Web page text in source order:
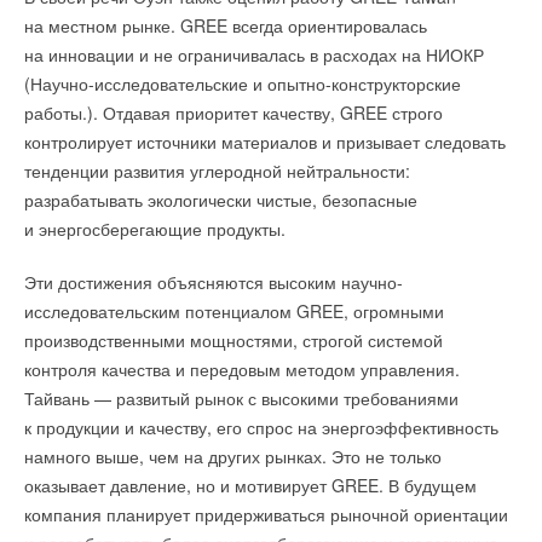
на местном рынке. GREE всегда ориентировалась
на инновации и не ограничивалась в расходах на НИОКР
(Научно-исследовательские и опытно-конструкторские
работы.). Отдавая приоритет качеству, GREE строго
контролирует источники материалов и призывает следовать
тенденции развития углеродной нейтральности:
разрабатывать экологически чистые, безопасные
и энергосберегающие продукты.
Эти достижения объясняются высоким научно-
исследовательским потенциалом GREE, огромными
производственными мощностями, строгой системой
контроля качества и передовым методом управления.
Тайвань — развитый рынок с высокими требованиями
к продукции и качеству, его спрос на энергоэффективность
намного выше, чем на других рынках. Это не только
оказывает давление, но и мотивирует GREE. В будущем
компания планирует придерживаться рыночной ориентации
означать, что каждая семья в год сэкономит около 500
фунтов (590 долл. США) на отоплении;
при этом наиболее нуждающимся слоям населения будет
оказана дополнительная поддержка в размере от 150
фунтов (177 долл. США) до 900 фунтов (1,06 тыс. долл.
США).
В марте 2022 г. лондонский Центр экономических и бизнес-
исследований опубликовал доклад, предупредив, что
Великобритания рискует столкнуться с самым значительным
По официальным данным, инфляция в стране в июле
увеличилась до 10,1 % в годовом исчислении.
Ее провоцирует резкий рост цен на продукты питания,
топливо и электроэнергию на фоне конфликта на Украине
и противостояния России и Запада.
ИСТОЧНИК: NEFTEGAZ.RU
Добавить комментарий
Ваше имя *
Ваш E-mail *
Текст комментария